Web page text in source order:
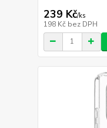
239 Kč/ks
198 Kč bez DPH